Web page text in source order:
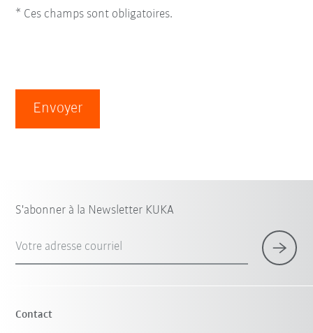
* Ces champs sont obligatoires.
Envoyer
S'abonner à la Newsletter KUKA
Votre adresse courriel
Contact